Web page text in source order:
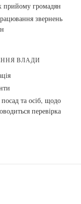
прийому громадян
звернень
ВЛАДИ
та осіб, щодо
перевірка